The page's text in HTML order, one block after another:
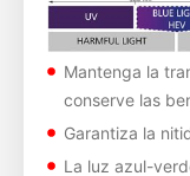
Mantenga la
conserve las
Garantiza la
La luz azul-